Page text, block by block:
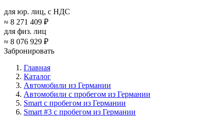
для юр. лиц, с НДС
≈ 8 271 409 ₽
для физ. лиц
≈ 8 076 929 ₽
Забронировать
Главная
Каталог
Автомобили из Германии
Автомобили с пробегом из Германии
Smart с пробегом из Германии
Smart #3 с пробегом из Германии